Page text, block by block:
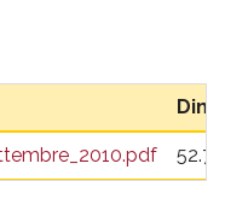
52.7